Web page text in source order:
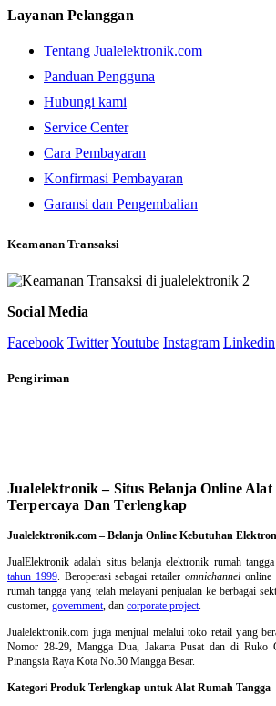
Layanan Pelanggan
Tentang Jualelektronik.com
Panduan Pengguna
Hubungi kami
Service Center
Cara Pembayaran
Konfirmasi Pembayaran
Garansi dan Pengembalian
Keamanan Transaksi
Social Media
Facebook TwitterYoutube Instagram Linkedin
Pengiriman
Jualelektronik – Situs Belanja Online Alat
Terpercaya Dan Terlengkap
Jualelektronik.com – Belanja Online Kebutuhan
JualElektronik adalah situs belanja elektronik rumah tangga
tahun 1999. Beroperasi sebagai retaileromnichannel online
rumah tangga yang telah melayani penjualan ke berbagai
customer, government, dan corporate project.
Jualelektronik.com juga menjual melalui toko retail yang
Nomor 28-29, Mangga Dua, Jakarta Pusat dan di Ruko
Pinangsia Raya Kota No.50 Mangga Besar.
Kategori Produk Terlengkap untuk Alat Rumah Tangga